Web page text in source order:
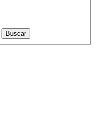
Buscar